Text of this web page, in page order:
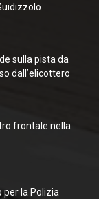
sulla pista da
dall’elicottero
frontale nella
per la Polizia